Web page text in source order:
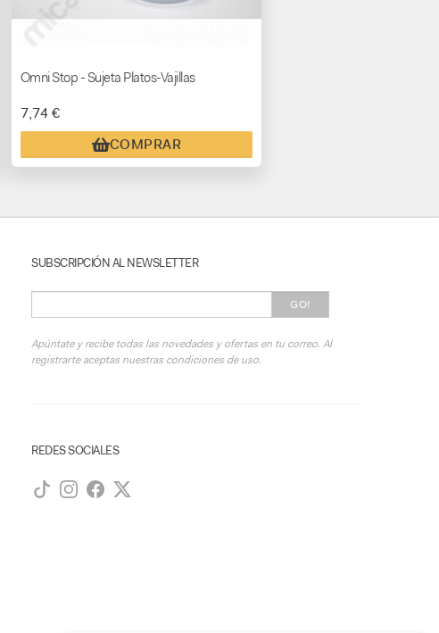
Omni Stop - Sujeta Platos-Vajillas
7,74 €
COMPRAR
SUBSCRIPCIÓN AL NEWSLETTER
GO!
Apúntate y recibe todas las novedades y ofertas en tu correo. Al
registrarte aceptas nuestras condiciones de uso.
REDES SOCIALES